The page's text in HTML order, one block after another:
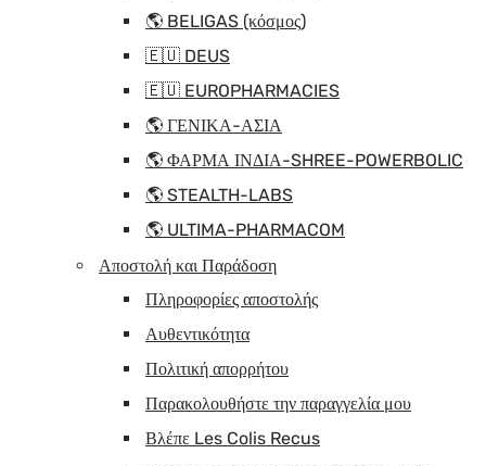
🌎 BELIGAS (κόσμος)
🇪🇺 DEUS
🇪🇺 EUROPHARMACIES
🌎 ΓΕΝΙΚΑ-ΑΣΙΑ
🌎 ΦΑΡΜΑ ΙΝΔΙΑ-SHREE-POWERBOLIC
🌎 STEALTH-LABS
🌎 ULTIMA-PHARMACOM
Αποστολή και Παράδοση
Πληροφορίες αποστολής
Αυθεντικότητα
Πολιτική απορρήτου
Παρακολουθήστε την παραγγελία μου
Βλέπε Les Colis Recus